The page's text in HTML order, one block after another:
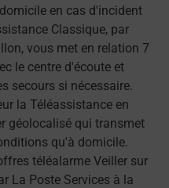
en cas d'incident
Classique, par
vous met en relation 7
le centre d'écoute et
secours si nécessaire.
la Téléassistance en
géolocalisé qui transmet
qu'à domicile.
téléalarme Veiller sur
La Poste Services à la